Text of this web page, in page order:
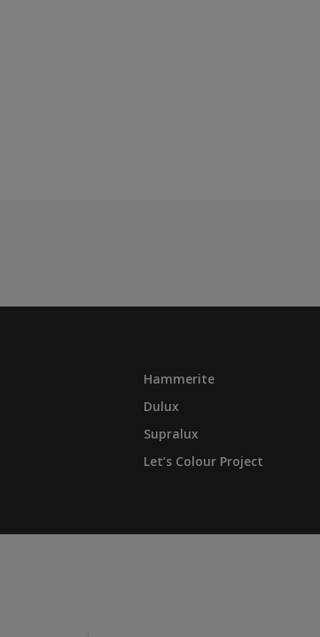
Hammerite
Dulux
Supralux
Let’s Colour Project